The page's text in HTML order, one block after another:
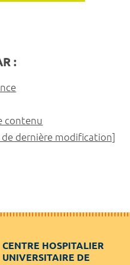
:
contenu
de dernière modification]
CENTRE HOSPITALIER
UNIVERSITAIRE DE